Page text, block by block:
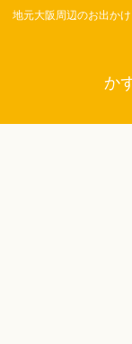
地元大阪周辺のお出か
か